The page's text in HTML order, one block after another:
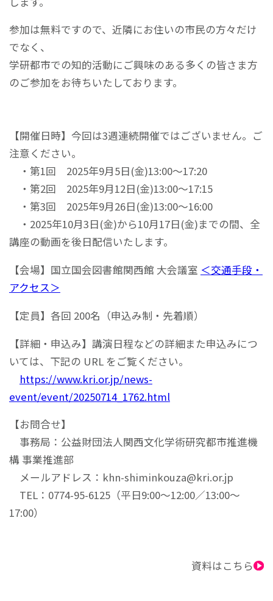
参加は無料ですので、近隣にお住いの市民の方々だけ
でなく、
学研都市での知的活動にご興味のある多くの皆さま方
のご参加をお待ちいたしております。
【開催日時】今回は3週連続開催ではございません。ご
注意ください。
・第1回 2025年9月5日(金)13:00～17:20
・第2回 2025年9月12日(金)13:00～17:15
・第3回 2025年9月26日(金)13:00～16:00
・2025年10月3日(金)から10月17日(金)までの間、全
講座の動画を後日配信いたします。
【会場】国立国会図書館関西館 大会議室 ＜交通手段・
アクセス＞
【定員】各回 200名（申込み制・先着順）
【詳細・申込み】講演日程などの詳細また申込みにつ
いては、下記の URL をご覧ください。
https://www.kri.or.jp/news-
event/event/20250714_1762.html
【お問合せ】
事務局：公益財団法人関西文化学術研究都市推進機
構 事業推進部
メールアドレス：khn-shiminkouza@kri.or.jp
TEL：0774-95-6125（平日9:00～12:00／13:00～
17:00）
資料はこちら